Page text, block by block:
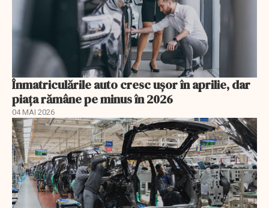
Înmatriculările auto cresc ușor în aprilie, dar
piața rămâne pe minus în 2026
04 MAI 2026